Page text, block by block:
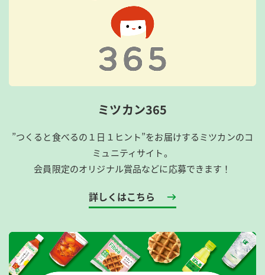
ミツカン365
”つくると食べるの１日１ヒント”をお届けするミツカンのコ
ミュニティサイト。
会員限定のオリジナル賞品などに応募できます！
詳しくはこちら